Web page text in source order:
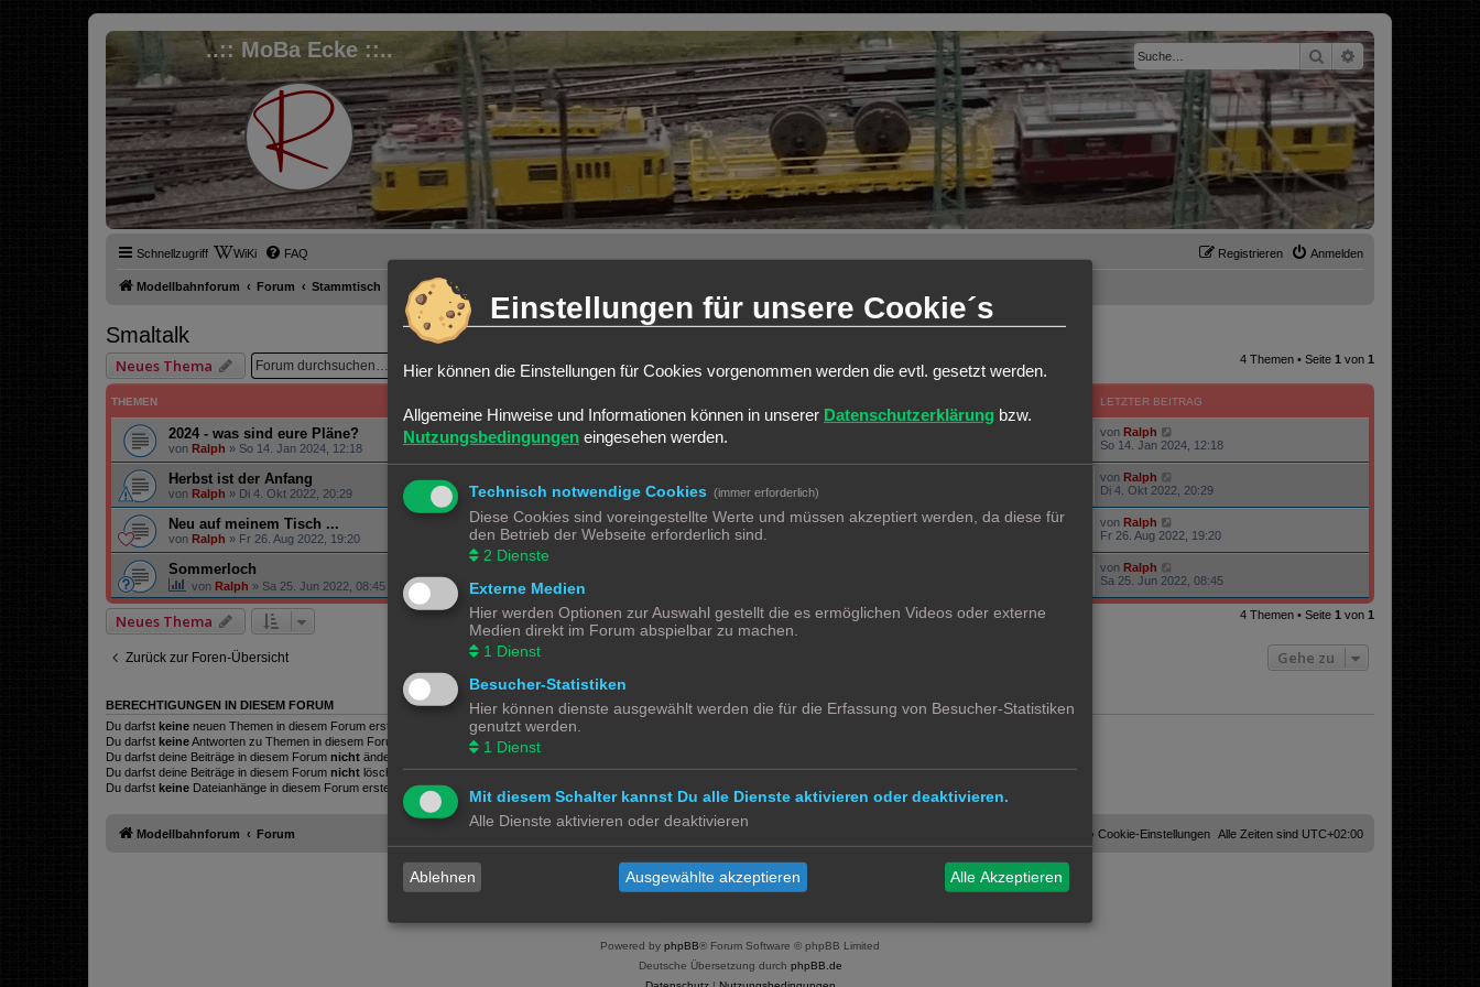
..:: MoBa Ecke ::.. SucheErweiterte Suche
Schnellzugriff WiKi FAQ Anmelden
Registrieren
Modellbahnforum Forum Stammtisch Smaltalk
Smaltalk
Neues Thema SucheErweiterte Suche 4 Themen • Seite 1 von 1
THEMEN LETZTER BEITRAG
2024 - was sind eure Pläne?
von Ralph » So 14. Jan 2024, 12:18
von Ralph
So 14. Jan 2024, 12:18
Herbst ist der Anfang
von Ralph » Di 4. Okt 2022, 20:29
von Ralph
Di 4. Okt 2022, 20:29
Neu auf meinem Tisch ...
von Ralph » Fr 26. Aug 2022, 19:20
von Ralph
Fr 26. Aug 2022, 19:20
Sommerloch
von Ralph » Sa 25. Jun 2022, 08:45
von Ralph
Sa 25. Jun 2022, 08:45
Neues Thema 4 Themen • Seite 1 von 1
Zurück zur Foren-Übersicht Gehe zu
BERECHTIGUNGEN IN DIESEM FORUM
Du darfst keine neuen Themen in diesem Forum erstellen.
Du darfst keineAntworten zu Themen in diesem Forum erstellen.
Du darfst deine Beiträge in diesem Forum nicht ändern.
Du darfst deine Beiträge in diesem Forum nicht löschen.
Du darfst keine Dateianhänge in diesem Forum erstellen.
Modellbahnforum Forum Alle Zeiten sind UTC+02:00
Cookie-Einstellungen
Powered by phpBB® Forum Software © phpBB Limited
Deutsche Übersetzung durch phpBB.de
Einstellungen für unsere Cookie´s
Hier können die Einstellungen für Cookies vorgenommen werden die evtl. gesetzt werden.
Allgemeine Hinweise und Informationen können in unserer Datenschutzerklärung bzw.
Nutzungsbedingungen eingesehen werden.
Technisch notwendige Cookies (immer erforderlich)
Diese Cookies sind voreingestellte Werte und müssen akzeptiert werden, da diese für
den Betrieb der Webseite erforderlich sind.
2 Dienste
Externe Medien
Hier werden Optionen zur Auswahl gestellt die es ermöglichen Videos oder externe
Medien direkt im Forum abspielbar zu machen.
1 Dienst
Besucher-Statistiken
Hier können dienste ausgewählt werden die für die Erfassung von Besucher-Statistiken
genutzt werden.
1 Dienst
Mit diesem Schalter kannst Du alle Dienste aktivieren oder deaktivieren.
Alle Dienste aktivieren oder deaktivieren
Ablehnen Ausgewählte akzeptieren Alle Akzeptieren